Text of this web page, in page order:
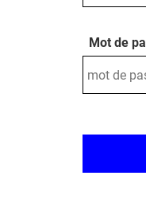
Mot de